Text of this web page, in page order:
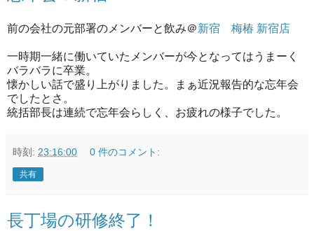
前の会社の元部署のメンバーと飲み＠新宿 梅椿 新宿店
一時期一緒に働いていたメンバーが今となってはうまーく
バラバラに卒業。
懐かしい話で盛り上がりました。まぁ近況報告的な忘年会
でしたとさ。
統括部長は連続で忘年会らしく、お疲れの様子でした。
時刻: 23:16:00 0 件のコメント:
共有
長丁場の研修終了！